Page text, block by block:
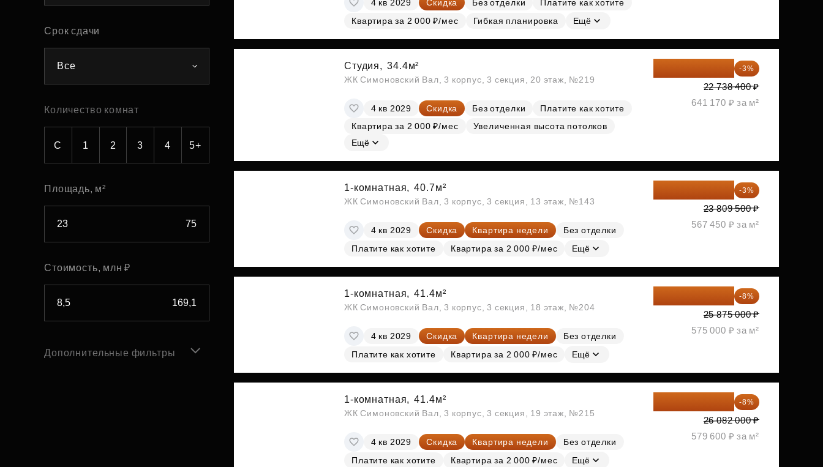
Субсидии
Срок сдачи
Все
Количество комнат
С 1 2 3 4 5+
Площадь, м²
Стоимость, млн ₽
Дополнительные фильтры
4 кв 2029 Скидка Без отделки
Платите как хотите
Квартира за 2 000 ₽/мес
Гибкая планировка Ещё
Студия, 34.4м²
ЖК Симоновский Вал, 3 корпус, 3 секция, 20 этаж, №219
4 кв 2029 Скидка Без отделки
Платите как хотите
Квартира за 2 000 ₽/мес
Увеличенная высота потолков
Ещё
22 056 248 ₽ -3%
22 738 400 ₽
641 170 ₽ за м²
1-комнатная, 40.7м²
ЖК Симоновский Вал, 3 корпус, 3 секция, 13 этаж, №143
4 кв 2029 Скидка Квартира недели
Без отделки
Платите как хотите
Квартира за 2 000 ₽/мес Ещё
23 095 215 ₽ -3%
23 809 500 ₽
567 450 ₽ за м²
1-комнатная, 41.4м²
ЖК Симоновский Вал, 3 корпус, 3 секция, 18 этаж, №204
4 кв 2029 Скидка Квартира недели
Без отделки
Платите как хотите
Квартира за 2 000 ₽/мес Ещё
23 805 000 ₽ -8%
25 875 000 ₽
575 000 ₽ за м²
1-комнатная, 41.4м²
ЖК Симоновский Вал, 3 корпус, 3 секция, 19 этаж, №215
4 кв 2029 Скидка Квартира недели
Без отделки
Платите как хотите
Квартира за 2 000 ₽/мес Ещё
23 995 440 ₽ -8%
26 082 000 ₽
579 600 ₽ за м²